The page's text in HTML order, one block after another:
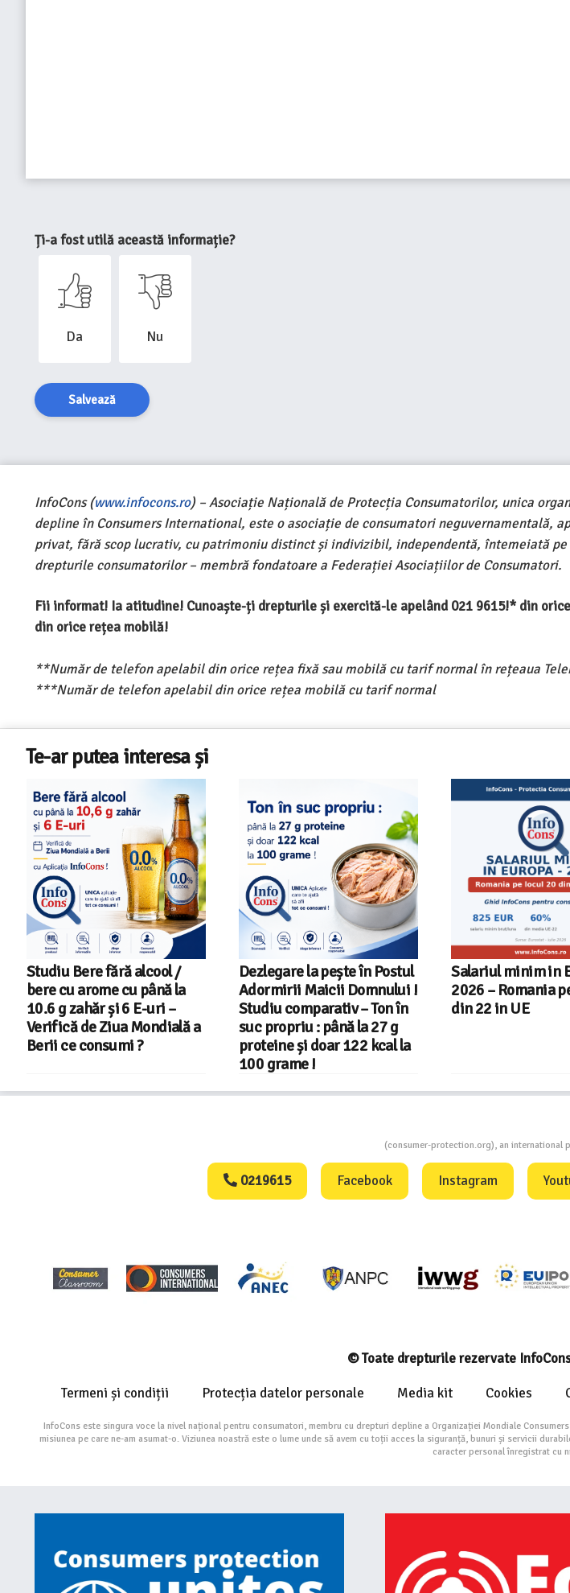
Ți-a fost utilă această informație?
Da Nu
Salvează
InfoCons (www.infocons.ro) – Asociație Națională de Protecția Consumatorilor, unica
depline în Consumers International, este o asociație de consumatori neguvernamentală,
privat, fără scop lucrativ, cu patrimoniu distinct și indivizibil, independentă, întemeiată
drepturile consumatorilor – membră fondatoare a Federației Asociațiilor de Consumatori.
Fii informat! Ia atitudine! Cunoaște-ți drepturile și exercită-le apelând 021 9615!* din
din orice rețea mobilă!
**Număr de telefon apelabil din orice rețea fixă sau mobilă cu tarif normal în rețeaua
***Număr de telefon apelabil din orice rețea mobilă cu tarif normal
Te-ar putea interesa și
Dezlegare la pește în Postul
Adormirii Maicii Domnului !
Studiu comparativ – Ton în
suc propriu : până la 27 g
proteine și doar 122 kcal la
Salariul minim in Europa in
2026 – Romania pe locul 20
din 22 in UE
Cele mai bune
spalat vase
cu Aplicatia
(consumer-protection.org), an international
0219615 Facebook Instagram
© Toate drepturile rezervate
Termeni și condiții Protecția datelor personale Media kit Cookies
InfoCons este singura voce la nivel național pentru consumatori, membru cu drepturi depline a Organizației Mondiale
misiunea pe care ne-am asumat-o. Viziunea noastră este o lume unde să avem cu toții acces la siguranță, bunuri și servicii
caracter personal înregistrat cu